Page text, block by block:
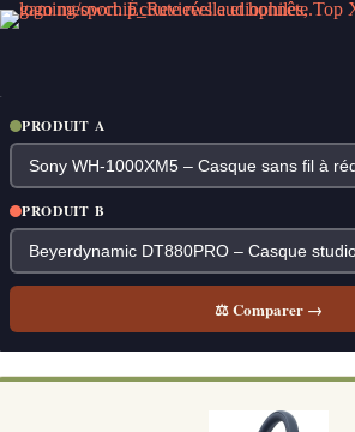
Passer
au
PRODUIT A
PRODUIT B
⚖ Comparer →